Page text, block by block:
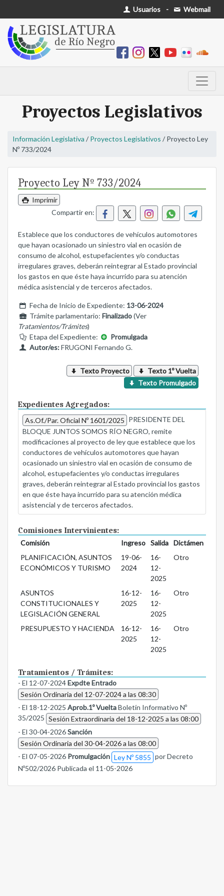
Usuarios - Webmail
Proyectos Legislativos
Información Legislativa / Proyectos Legislativos / Proyecto Ley
Nº 733/2024
Proyecto Ley Nº 733/2024
Imprimir
Compartir en:
Establece que los conductores de vehículos automotores
que hayan ocasionado un siniestro vial en ocasión de
consumo de alcohol, estupefacientes y/o conductas
irregulares graves, deberán reintegrar al Estado provincial
los gastos en que éste haya incurrido para su atención
médica asistencial y de terceros afectados.
Fecha de Inicio de Expediente: 13-06-2024
Trámite parlamentario: Finalizado(Ver
Tratamientos/Trámites)
Etapa del Expediente:
Promulgada
Autor/es:FRUGONI Fernando G.
Texto Proyecto
Texto 1º Vuelta
Texto Promulgado
Expedientes Agregados:
As.Of./Par. Oficial Nº 1601/2025 PRESIDENTE DEL
BLOQUE JUNTOS SOMOS RÍO NEGRO, remite
modificaciones al proyecto de ley que establece que los
conductores de vehículos automotores que hayan
ocasionado un siniestro vial en ocasión de consumo de
alcohol, estupefacientes y/o conductas irregulares
graves, deberán reintegrar al Estado provincial los gastos
en que éste haya incurrido para su atención médica
asistencial y de terceros afectados.
Comisiones Intervinientes:
Comisión Ingreso Salida
Dictámen
PLANIFICACIÓN, ASUNTOS
ECONÓMICOS Y TURISMO
19-06-
2024
16-
12-
2025
Otro
ASUNTOS
CONSTITUCIONALES Y
LEGISLACIÓN GENERAL
16-12-
2025
16-
12-
2025
Otro
PRESUPUESTO Y HACIENDA
16-12-
2025
16-
12-
2025
Otro
Tratamientos / Trámites:
- El 12-07-2024Expdte Entrado
Sesión Ordinaria del 12-07-2024 a las 08:30
- El 18-12-2025 Aprob.1º VueltaBoletín Informativo Nº
35/2025 Sesión Extraordinaria del 18-12-2025 a las 08:00
- El 30-04-2026Sanción
Sesión Ordinaria del 30-04-2026 a las 08:00
- El 07-05-2026 Promulgación Ley Nº 5855 por Decreto
Nº502/2026 Publicada el 11-05-2026